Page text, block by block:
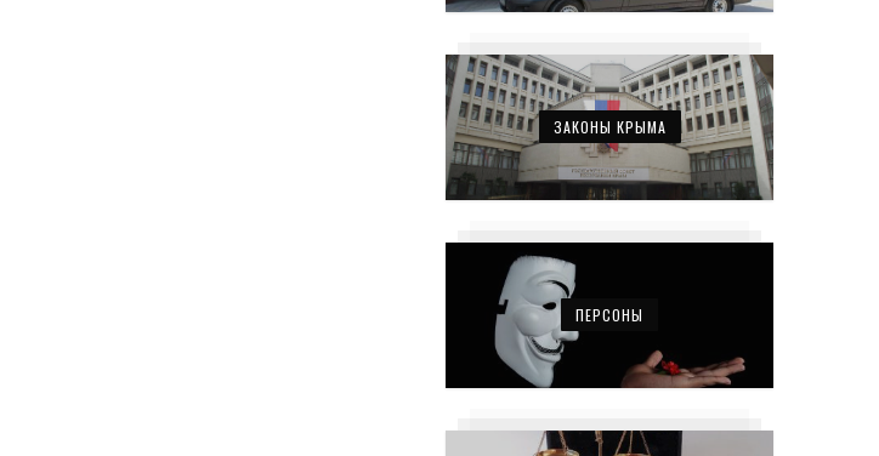
ЗАКОНЫ КРЫМА
ПЕРСОНЫ